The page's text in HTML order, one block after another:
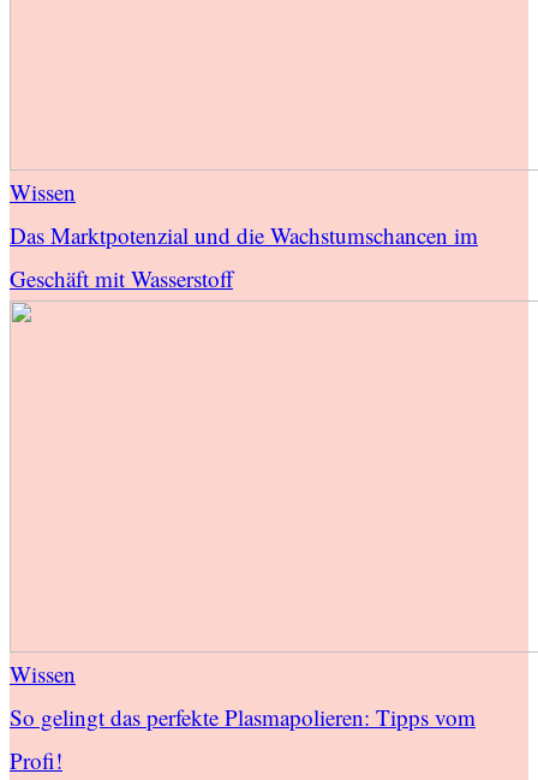
Wissen
Das Marktpotenzial und die Wachstumschancen im
Geschäft mit Wasserstoff
Wissen
So gelingt das perfekte Plasmapolieren: Tipps vom
Profi!